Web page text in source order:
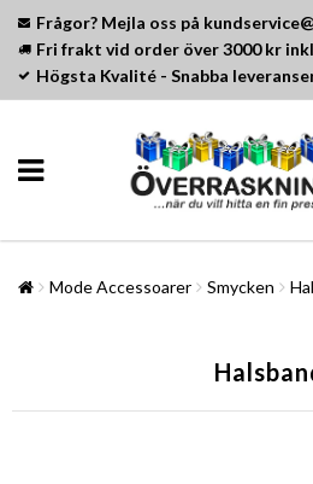
Frågor? Mejla oss på
Fri frakt vid order över 3000 kr
Högsta Kvalité - Snabba
Mode Accessoarer Smycken